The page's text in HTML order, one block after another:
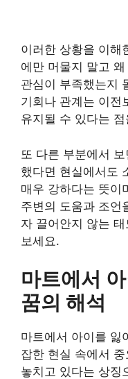
이러한 상황을 이해
에만 머물지 말고
관심이 부족했는지
기회나 관계는 이전
유지될 수 있다는
또 다른 부분에서
했다면 현실에서도
매우 강하다는 뜻이
주변의 도움과 조언
자 끌어안지 않는
보세요.
마트에서
꿈의 해석
마트에서 아이를 잃
잡한 현실 속에서
놓치고 있다는 상징